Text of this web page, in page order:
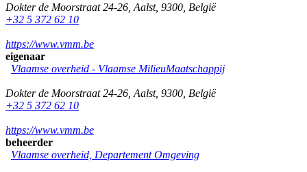
Dokter de Moorstraat 24-26 Aalst, 9300 België
+32 5 372 62 10
https://www.vmm.be
eigenaar
Vlaamse overheid - Vlaamse MilieuMaatschappij
Dokter de Moorstraat 24-26 Aalst, 9300 België
+32 5 372 62 10
https://www.vmm.be
beheerder
Vlaamse overheid, Departement Omgeving